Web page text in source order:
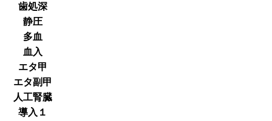
歯処深
静圧
多血
血入
エタ甲
エタ副甲
人工腎臓
導入１